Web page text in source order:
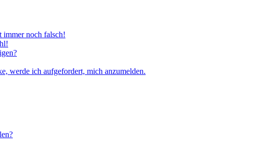
immer noch falsch!
werde ich aufgefordert, mich anzumelden.